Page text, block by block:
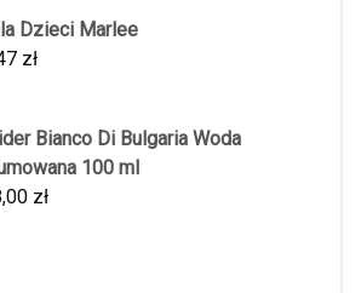
Dzieci Marlee
zł
Bianco Di Bulgaria Woda
100 ml
zł